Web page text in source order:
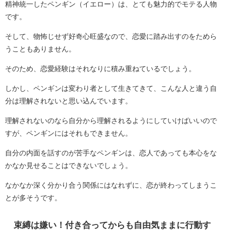
精神統一したペンギン（イエロー）は、とても魅力的でモテる人物
です。
そして、物怖じせず好奇心旺盛なので、恋愛に踏み出すのをためら
うこともありません。
そのため、恋愛経験はそれなりに積み重ねているでしょう。
しかし、ペンギンは変わり者として生きてきて、こんな人と違う自
分は理解されないと思い込んでいます。
理解されないのなら自分から理解されるようにしていけばいいので
すが、ペンギンにはそれもできません。
自分の内面を話すのが苦手なペンギンは、恋人であっても本心をな
かなか見せることはできないでしょう。
なかなか深く分かり合う関係にはなれずに、恋が終わってしまうこ
とが多そうです。
束縛は嫌い！付き合ってからも自由気ままに行動す